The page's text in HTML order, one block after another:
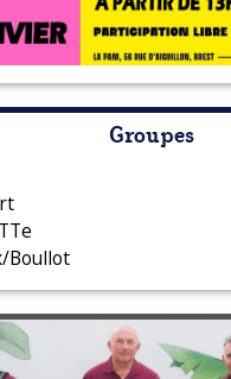
Groupes
Boullot